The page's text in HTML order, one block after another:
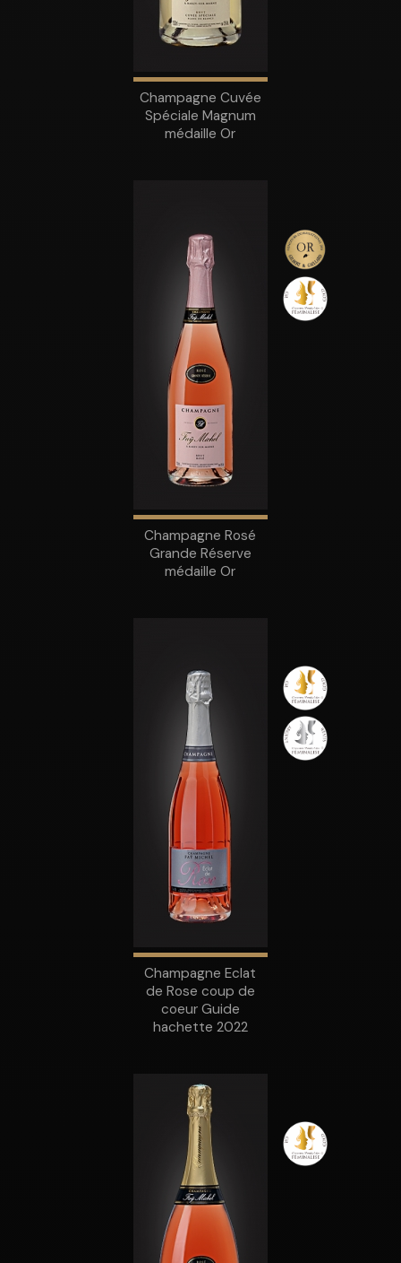
Champagne Cuvée
Spéciale Magnum
médaille Or
Champagne Rosé
Grande Réserve
médaille Or
Champagne Eclat
de Rose coup de
coeur Guide
hachette 2022